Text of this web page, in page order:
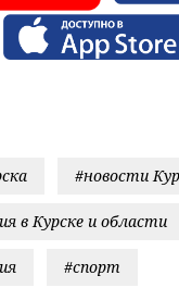
#новости
в Курске и области
#спорт